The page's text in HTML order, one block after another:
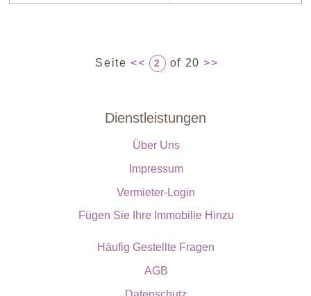
Seite << 2 of 20 >>
Dienstleistungen
Über Uns
Impressum
Vermieter-Login
Fügen Sie Ihre Immobilie Hinzu
Häufig Gestellte Fragen
AGB